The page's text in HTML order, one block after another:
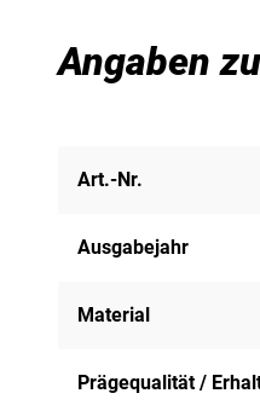
Angaben
Art.-Nr.
Ausgabejahr
Material
Prägequalität /